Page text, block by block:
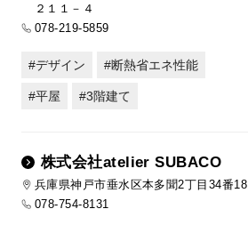
２１１－４
078-219-5859
デザイン 断熱省エネ性能
平屋 3階建て
株式会社atelier SUBACO
兵庫県神戸市垂水区本多聞2丁目34番18
078-754-8131